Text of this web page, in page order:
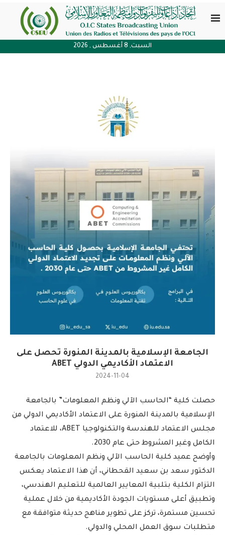
السبت, 8 أغسطس , 2026
الجامعة الإسلامية بالمدينة المنورة تحصل على
الاعتماد الأكاديمي الدولي ABET
2024-11-04
حصلت كلية “الحاسب الآلي ونظم المعلومات” بالجامعة
الإسلامية بالمدينة المنورة على الاعتماد الأكاديمي الدولي من
مجلس الاعتماد للهندسة والتكنولوجيا ABET، للاعتماد
الكامل وغير المشروط حتى عام 2030.
وأوضح عميد كلية الحاسب الآلي ونظم المعلومات بالجامعة
الدكتور سعد بن سعيد القحطاني، أن هذا الاعتماد يعكس
التزام الكلية بتلبية المعايير العالمية للتعليم الهندسي،
وتطبيق أعلى مستويات الجودة الأكاديمية من خلال عملية
تحسين مستمرة، تركز على تطوير مناهج حديثة متوافقة مع
متطلبات سوق العمل المحلي والدولي.